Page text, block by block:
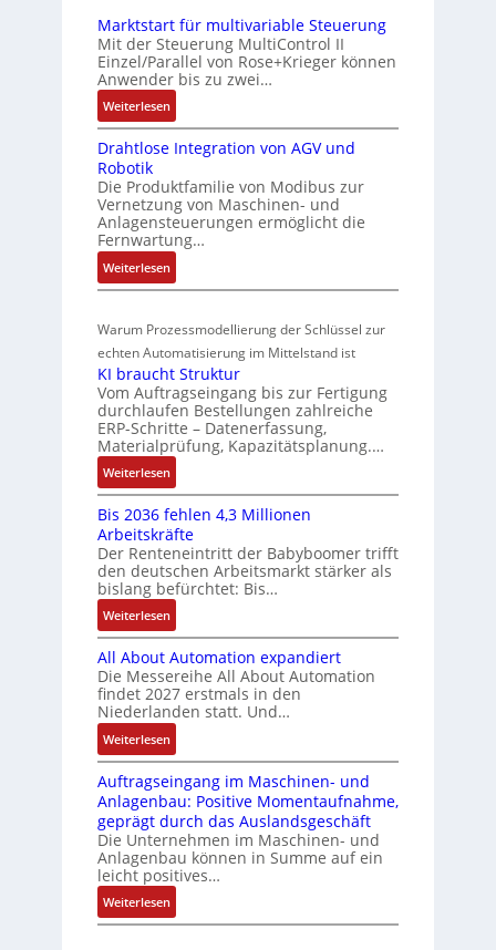
u
s
t
n
d
ü
b
w
c
h
u
n
g
e
r
t
o
s
t
i
s
e
s
s
u
n
g
n
d
Z
u
s
a
n
d
s
b
e
r
w
a
u
n
s
o
r
-
I
n
e
g
r
t
i
n
F
a
n
u
c
C
N
C
-
S
y
s
t
e
m
e
C
6
2
4
4
3
-
e
r
t
r
u
n
g
b
e
s
t
ä
t
i
g
t
R
e
i
f
e
g
r
a
d
M
L
3
f
Marktstart für multivariable Steuerung
Mit der Steuerung MultiControl II
Einzel/Parallel von Rose+Krieger können
Anwender bis zu zwei…
Weiterlesen:
M
a
k
t
s
t
a
r
f
ü
r
m
u
l
v
a
r
i
a
b
l
e
S
t
e
u
e
r
u
n
g
Drahtlose Integration von AGV und
Robotik
Die Produktfamilie von Modibus zur
Vernetzung von Maschinen- und
Anlagensteuerungen ermöglicht die
Fernwartung…
Weiterlesen:
D
a
h
t
l
o
s
e
I
n
t
e
g
r
a
t
i
o
n
v
o
n
G
V
u
n
d
R
o
Warum Prozessmodellierung der Schlüssel zur
echten Automatisierung im Mittelstand ist
KI braucht Struktur
Vom Auftragseingang bis zur Fertigung
durchlaufen Bestellungen zahlreiche
ERP-Schritte – Datenerfassung,
Materialprüfung, Kapazitätsplanung.…
Weiterlesen:
K
I
b
r
a
u
c
h
t
S
t
r
u
k
t
u
r
Bis 2036 fehlen 4,3 Millionen
Arbeitskräfte
Der Renteneintritt der Babyboomer trifft
den deutschen Arbeitsmarkt stärker als
bislang befürchtet: Bis…
Weiterlesen:
B
i
s
2
0
3
6
f
e
h
l
e
n
4
,
All About Automation expandiert
Die Messereihe All About Automation
findet 2027 erstmals in den
Niederlanden statt. Und…
Weiterlesen:
A
l
l
A
b
o
u
t
A
Auftragseingang im Maschinen- und
Anlagenbau: Positive Momentaufnahme,
geprägt durch das Auslandsgeschäft
Die Unternehmen im Maschinen- und
Anlagenbau können in Summe auf ein
leicht positives…
Weiterlesen:
A